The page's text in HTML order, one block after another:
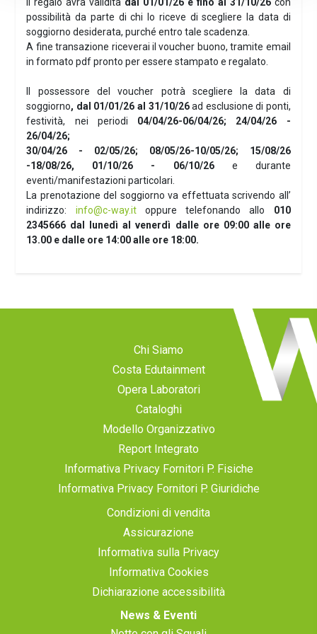
possibilità da parte di chi lo riceve di scegliere la data di
soggiorno desiderata, purché entro tale scadenza.
A fine transazione riceverai il voucher buono, tramite email
in formato pdf pronto per essere stampato e regalato.
Il possessore del voucher potrà scegliere la data di
soggiorno, dal 01/01/26 al 31/10/26ad esclusione di ponti,
festività, nei periodi 04/04/26-06/04/26; 24/04/26 -
26/04/26;
30/04/26 - 02/05/26; 08/05/26-10/05/26; 15/08/26
-18/08/26, 01/10/26 - 06/10/26 e durante
eventi/manifestazioni particolari.
La prenotazione del soggiorno va effettuata scrivendo all’
indirizzo: info@c-way.itoppure telefonando allo 010
2345666 dal lunedì al venerdì dalle ore 09:00 alle ore
13.00 e dalle ore 14:00 alle ore 18:00.
Chi Siamo
Costa Edutainment
Opera Laboratori
Cataloghi
Modello Organizzativo
Report Integrato
Informativa Privacy Fornitori P. Fisiche
Informativa Privacy Fornitori P. Giuridiche
Condizioni di vendita
Assicurazione
Informativa sulla Privacy
Informativa Cookies
Dichiarazione accessibilità
News & Eventi